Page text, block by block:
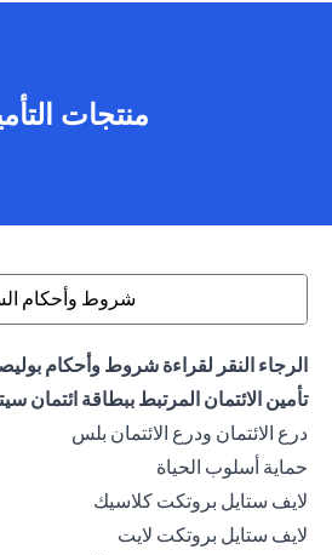
منتجات
شروط وأحكام
الرجاء النقر لقراءة شروط وأحكام
تأمين الائتمان المرتبط ببطاقة ائتمان
درع الائتمان ودرع الائتمان بلس
حماية أسلوب الحياة
لايف ستايل بروتكت كلاسيك
لايف ستايل بروتكت لايت